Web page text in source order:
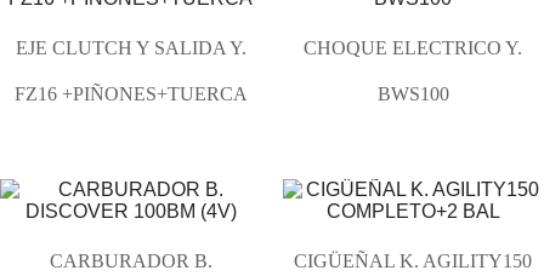
EJE CLUTCH Y SALIDA Y.
FZ16 +PIÑONES+TUERCA
CHOQUE ELECTRICO Y.
BWS100
CARBURADOR B. CIGÜEÑAL K. AGILITY150